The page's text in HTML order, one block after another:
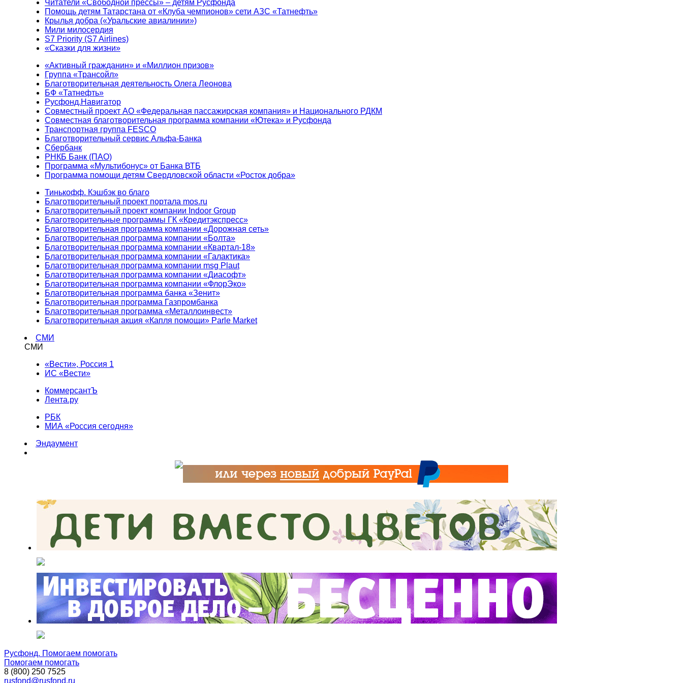
Читатели «Свободной прессы» – детям Русфонда
Помощь детям Татарстана от «Клуба чемпионов» сети АЗС «Татнефть»
Крылья добра («Уральские авиалинии»)
Мили милосердия
S7 Priority (S7 Airlines)
«Сказки для жизни»
«Активный гражданин» и «Миллион призов»
Группа «Трансойл»
Благотворительная деятельность Олега Леонова
БФ «Татнефть»
Русфонд.Навигатор
Совместный проект АО «Федеральная пассажирская компания» и Национального РДКМ
Совместная благотворительная программа компании «Ютека» и Русфонда
Транспортная группа FESCO
Благотворительный сервис Альфа-Банка
Сбербанк
РНКБ Банк (ПАО)
Программа «Мультибонус» от Банка ВТБ
Программа помощи детям Свердловской области «Росток добра»
Тинькофф. Кэшбэк во благо
Благотворительный проект портала mos.ru
Благотворительный проект компании Indoor Group
Благотворительные программы ГК «Кредитэкспресс»
Благотворительная программа компании «Дорожная сеть»
Благотворительная программа компании «Болта»
Благотворительная программа компании «Квартал-18»
Благотворительная программа компании «Галактика»
Благотворительная программа компании msg Plaut
Благотворительная программа компании «Диасофт»
Благотворительная программа компании «ФлорЭко»
Благотворительная программа банка «Зенит»
Благотворительная программа Газпромбанка
Благотворительная программа «Металлоинвест»
Благотворительная акция «Капля помощи» Parle Market
СМИ
СМИ
«Вести», Россия 1
ИС «Вести»
КоммерсантЪ
Лента.ру
РБК
МИА «Россия сегодня»
Эндаумент
Русфонд. Помогаем помогать
Помогаем помогать
8 (800) 250 7525
rusfond@rusfond.ru